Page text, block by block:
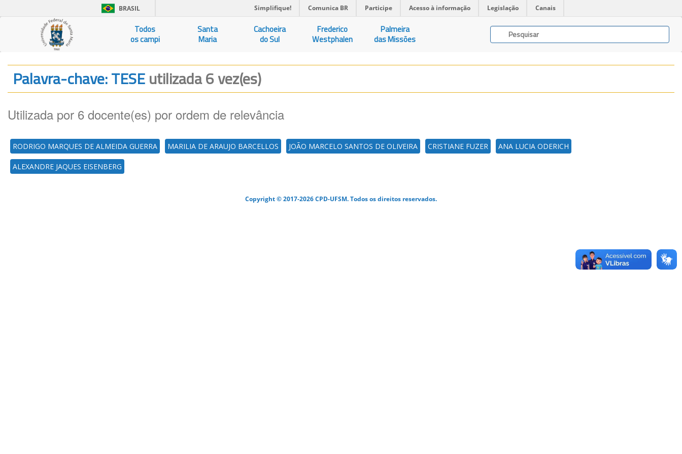
BRASIL Simplifique! Comunica BR Participe Acesso à informação Legislação Canais
Todos
os campi
Santa
Maria
Cachoeira
do Sul
Frederico
Westphalen
Palmeira
das Missões
Palavra-chave: TESEutilizada 6 vez(es)
Utilizada por 6 docente(es) por ordem de relevância
RODRIGO MARQUES DE ALMEIDA GUERRA MARILIA DE ARAUJO BARCELLOS JOÃO MARCELO SANTOS DE OLIVEIRA CRISTIANE FUZER ANA LUCIA ODERICH
ALEXANDRE JAQUES EISENBERG
Copyright © 2017-2026 CPD-UFSM. Todos os direitos reservados.